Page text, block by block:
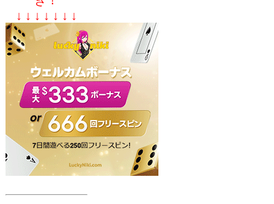
↓ ↓ ↓ ↓ ↓ ↓ ↓